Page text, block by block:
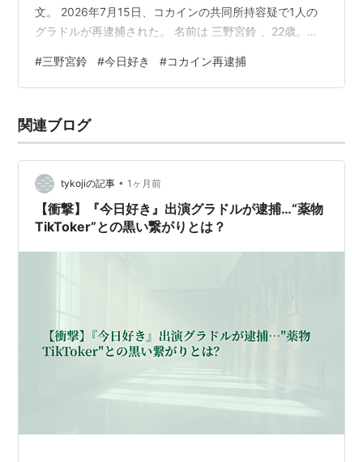
文。 2026年7月15日、コカインの共同所持容疑で1人の
グラドルが再逮捕された。 名前は 三野宮鈴 、22歳。
に出ていた、と言えば思い出す人もいるだろう。 発覚の
きっかけは 通報1本 、逮捕までのあいだに本人がSNSに
が、なぜ7月にコカインでもう一度捕まったのか。 この
記事でわかること 22歳グラドルは三野宮鈴、…
#三野宮鈴 #今日好き #コカイン再逮捕
関連ブログ
tykojiの記事 • 1ヶ月前
【衝撃】『今日好き』出演グラドルが逮捕…“薬物
TikToker”との黒い繋がりとは？